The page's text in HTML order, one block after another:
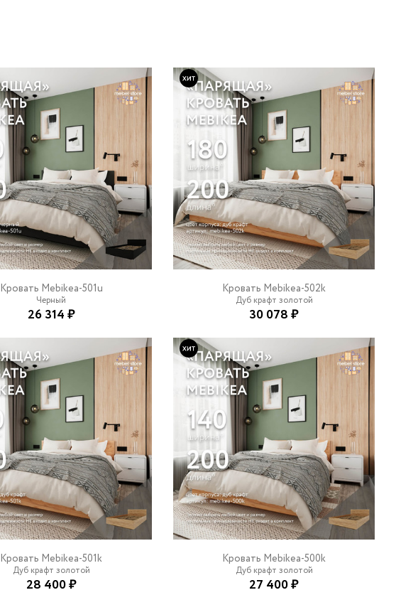
Кровать Mebikea-501u
Черный
26 314 ₽
Кровать Mebikea-502k
Дуб крафт золотой
30 078 ₽
Кровать Mebikea-501k
Дуб крафт золотой
28 400 ₽
Кровать Mebikea-500k
Дуб крафт золотой
27 400 ₽